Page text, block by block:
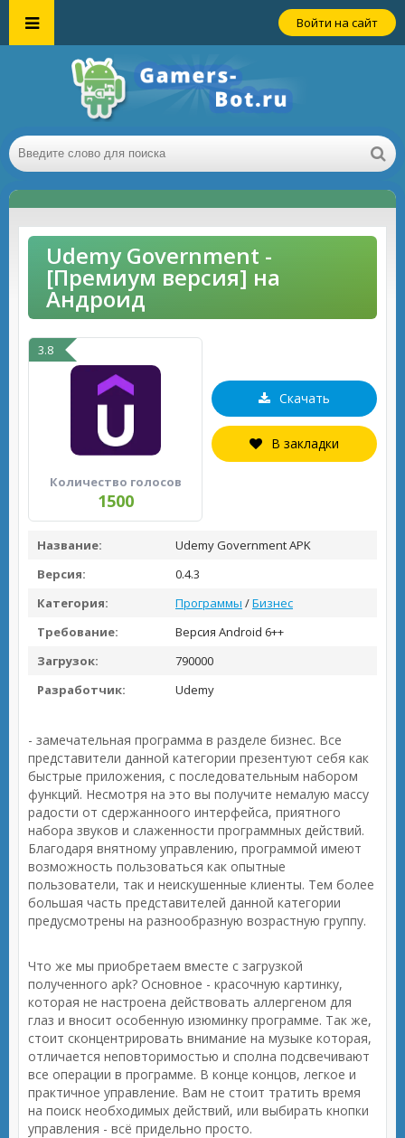
Войти на сайт
Udemy Government -
[Премиум версия] на
Андроид
3.8
Количество голосов
1500
Скачать
В закладки
Название:
Udemy Government APK
Версия:
0.4.3
Категория:
Программы /Бизнес
Требование:
Версия Android 6++
Загрузок:
790000
Разработчик:
Udemy
- замечательная программа в разделе бизнес. Все
представители данной категории презентуют себя как
быстрые приложения, с последовательным набором
функций. Несмотря на это вы получите немалую массу
радости от сдержанноого интерфейса, приятного
набора звуков и слаженности программных действий.
Благодаря внятному управлению, программой имеют
возможность пользоваться как опытные
пользователи, так и неискушенные клиенты. Тем более
большая часть представителей данной категории
предусмотрены на разнообразную возрастную группу.
Что же мы приобретаем вместе с загрузкой
полученного apk? Основное - красочную картинку,
которая не настроена действовать аллергеном для
глаз и вносит особенную изюминку программе. Так же,
стоит сконцентрировать внимание на музыке которая,
отличается неповторимостью и сполна подсвечивают
все операции в программе. В конце концов, легкое и
практичное управление. Вам не стоит тратить время
на поиск необходимых действий, или выбирать кнопки
управления - всё придельно просто.